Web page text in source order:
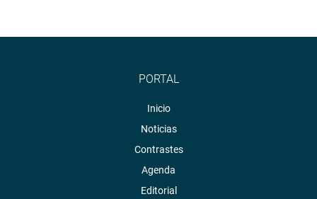
PORTAL
Inicio
Noticias
Contrastes
Agenda
Editorial